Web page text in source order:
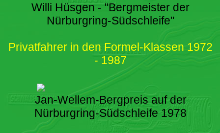
Willi Hüsgen - "Bergmeister der
Nürburgring-Südschleife"
Privatfahrer in den Formel-Klassen 1972
- 1987
Jan-Wellem-Bergpreis auf der
Nürburgring-Südschleife 1978